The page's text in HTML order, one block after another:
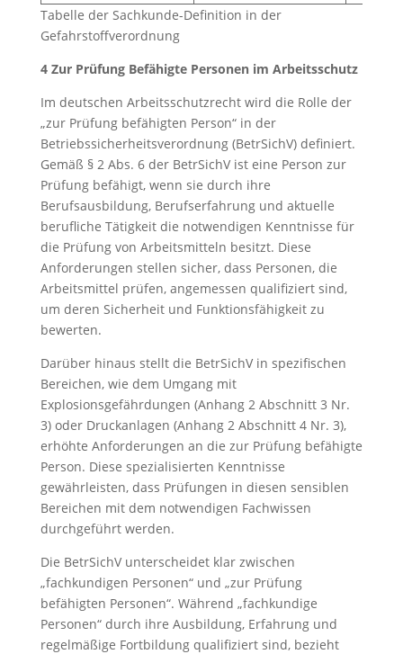
Tabelle der Sachkunde-Definition in der
Gefahrstoffverordnung
4 Zur Prüfung Befähigte Personen im Arbeitsschutz
Im deutschen Arbeitsschutzrecht wird die Rolle der
„zur Prüfung befähigten Person“ in der
Betriebssicherheitsverordnung (BetrSichV) definiert.
Gemäß § 2 Abs. 6 der BetrSichV ist eine Person zur
Prüfung befähigt, wenn sie durch ihre
Berufsausbildung, Berufserfahrung und aktuelle
berufliche Tätigkeit die notwendigen Kenntnisse für
die Prüfung von Arbeitsmitteln besitzt. Diese
Anforderungen stellen sicher, dass Personen, die
Arbeitsmittel prüfen, angemessen qualifiziert sind,
um deren Sicherheit und Funktionsfähigkeit zu
bewerten.
Darüber hinaus stellt die BetrSichV in spezifischen
Bereichen, wie dem Umgang mit
Explosionsgefährdungen (Anhang 2 Abschnitt 3 Nr.
3) oder Druckanlagen (Anhang 2 Abschnitt 4 Nr. 3),
erhöhte Anforderungen an die zur Prüfung befähigte
Person. Diese spezialisierten Kenntnisse
gewährleisten, dass Prüfungen in diesen sensiblen
Bereichen mit dem notwendigen Fachwissen
durchgeführt werden.
Die BetrSichV unterscheidet klar zwischen
„fachkundigen Personen“ und „zur Prüfung
befähigten Personen“. Während „fachkundige
Personen“ durch ihre Ausbildung, Erfahrung und
regelmäßige Fortbildung qualifiziert sind, bezieht